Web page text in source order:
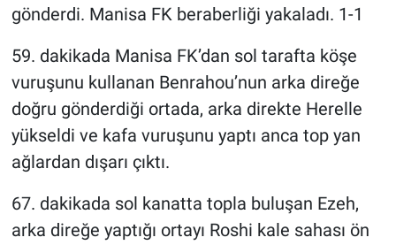
gönderdi. Manisa FK beraberliği yakaladı. 1-1
59. dakikada Manisa FK’dan sol tarafta köşe
vuruşunu kullanan Benrahou’nun arka direğe
doğru gönderdiği ortada, arka direkte Herelle
yükseldi ve kafa vuruşunu yaptı anca top yan
ağlardan dışarı çıktı.
67. dakikada sol kanatta topla buluşan Ezeh,
arka direğe yaptığı ortayı Roshi kale sahası ön